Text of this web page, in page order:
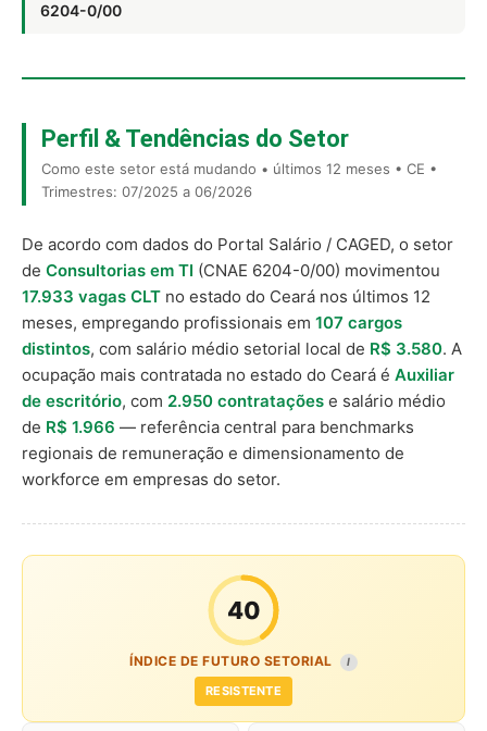
6204-0/00
Perfil & Tendências do Setor
Como este setor está mudando • últimos 12 meses • CE •
Trimestres: 07/2025 a 06/2026
De acordo com dados do Portal Salário / CAGED, o setor
de Consultorias em TI (CNAE 6204-0/00) movimentou
17.933 vagas CLT no estado do Ceará nos últimos 12
meses, empregando profissionais em 107 cargos
distintos, com salário médio setorial local de R$ 3.580. A
ocupação mais contratada no estado do Ceará é Auxiliar
de escritório, com 2.950 contratações e salário médio
de R$ 1.966 — referência central para benchmarks
regionais de remuneração e dimensionamento de
workforce em empresas do setor.
40
ÍNDICE DE FUTURO SETORIAL I
RESISTENTE